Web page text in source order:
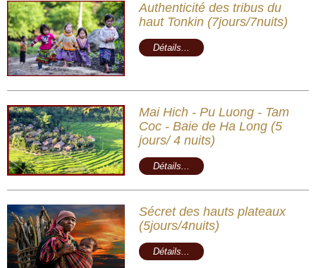
Authenticité des tribus du
haut Tonkin (7jours/7nuits)
Détails...
Mai Hich - Pu Luong - Tam
Coc - Baie de Ha Long (5
jours/ 4 nuits)
Détails...
Sécret des hauts plateaux
(5jours/4nuits)
Détails...